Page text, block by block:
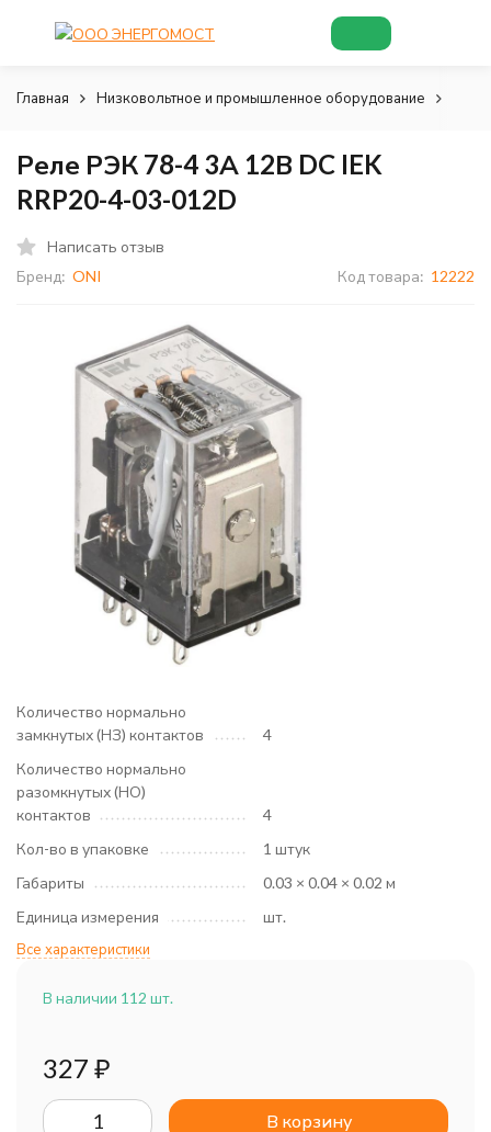
Главная Низковольтное и промышленное оборудование
Реле РЭК 78-4 3А 12В DC IEK
RRP20-4-03-012D
Написать отзыв
Бренд: ONI Код товара: 12222
Количество нормально
замкнутых (НЗ) контактов
4
Количество нормально
разомкнутых (НО)
контактов
4
Кол-во в упаковке
1 штук
Габариты
0.03 × 0.04 × 0.02 м
Единица измерения
шт.
Все характеристики
В наличии 112 шт.
327 ₽
В корзину